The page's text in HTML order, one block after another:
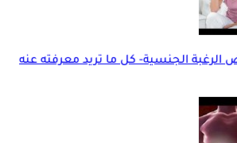
الجنسية- كل ما تريد معرفته عنه